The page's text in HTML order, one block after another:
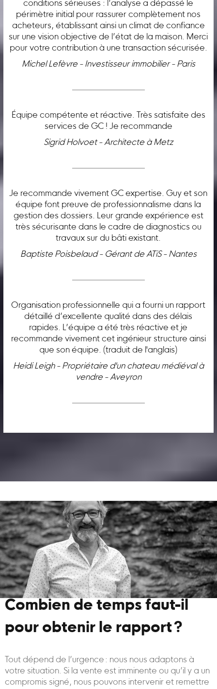
conditions sérieuses : l’analyse a dépassé le
périmètre initial pour rassurer complètement nos
acheteurs, établissant ainsi un climat de confiance
sur une vision objective de l’état de la maison. Merci
pour votre contribution à une transaction sécurisée.
Michel Lefèvre - Investisseur immobilier - Paris
Équipe compétente et réactive. Très satisfaite des
services de GC ! Je recommande
Sigrid Holvoet - Architecte à Metz
Je recommande vivement GC expertise. Guy et son
équipe font preuve de professionnalisme dans la
gestion des dossiers. Leur grande expérience est
très sécurisante dans le cadre de diagnostics ou
travaux sur du bâti existant.
Baptiste Poisbelaud - Gérant de ATiS - Nantes
Organisation professionnelle qui a fourni un rapport
détaillé d’excellente qualité dans des délais
rapides. L’équipe a été très réactive et je
recommande vivement cet ingénieur structure ainsi
que son équipe. (traduit de l'anglais)
Heidi Leigh - Propriétaire d'un chateau médiéval à
vendre - Aveyron
Combien de temps faut-il
pour obtenir le rapport ?
Tout dépend de l’urgence : nous nous adaptons à
votre situation. Si la vente est imminente ou qu’il y a un
compromis signé, nous pouvons intervenir et remettre